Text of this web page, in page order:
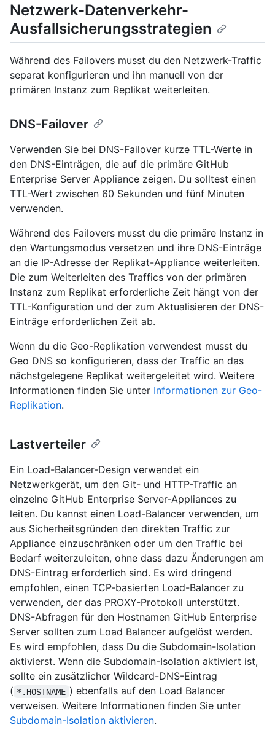
Netzwerk-Datenverkehr-
Ausfallsicherungsstrategien
Während des Failovers musst du den Netzwerk-Traffic
separat konfigurieren und ihn manuell von der
primären Instanz zum Replikat weiterleiten.
DNS-Failover
Verwenden Sie bei DNS-Failover kurze TTL-Werte in
den DNS-Einträgen, die auf die primäre GitHub
Enterprise Server Appliance zeigen. Du solltest einen
TTL-Wert zwischen 60 Sekunden und fünf Minuten
verwenden.
Während des Failovers musst du die primäre Instanz in
den Wartungsmodus versetzen und ihre DNS-Einträge
an die IP-Adresse der Replikat-Appliance weiterleiten.
Die zum Weiterleiten des Traffics von der primären
Instanz zum Replikat erforderliche Zeit hängt von der
TTL-Konfiguration und der zum Aktualisieren der DNS-
Einträge erforderlichen Zeit ab.
Wenn du die Geo-Replikation verwendest musst du
Geo DNS so konfigurieren, dass der Traffic an das
nächstgelegene Replikat weitergeleitet wird. Weitere
Informationen finden Sie unter Informationen zur Geo-
Replikation.
Lastverteiler
Ein Load-Balancer-Design verwendet ein
Netzwerkgerät, um den Git- und HTTP-Traffic an
einzelne GitHub Enterprise Server-Appliances zu
leiten. Du kannst einen Load-Balancer verwenden, um
aus Sicherheitsgründen den direkten Traffic zur
Appliance einzuschränken oder um den Traffic bei
Bedarf weiterzuleiten, ohne dass dazu Änderungen am
DNS-Eintrag erforderlich sind. Es wird dringend
empfohlen, einen TCP-basierten Load-Balancer zu
verwenden, der das PROXY-Protokoll unterstützt.
DNS-Abfragen für den Hostnamen GitHub Enterprise
Server sollten zum Load Balancer aufgelöst werden.
Es wird empfohlen, dass Du die Subdomain-Isolation
aktivierst. Wenn die Subdomain-Isolation aktiviert ist,
sollte ein zusätzlicher Wildcard-DNS-Eintrag
( *.HOSTNAME ) ebenfalls auf den Load Balancer
verweisen. Weitere Informationen finden Sie unter
Subdomain-Isolation aktivieren.